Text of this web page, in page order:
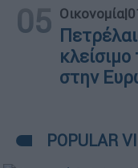
05 Οικονομία|
στην
POPULAR